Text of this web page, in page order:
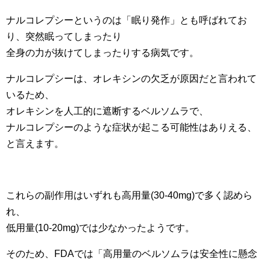
ナルコレプシーというのは「眠り発作」とも呼ばれてお
り、突然眠ってしまったり
全身の力が抜けてしまったりする病気です。
ナルコレプシーは、オレキシンの欠乏が原因だと言われて
いるため、
オレキシンを人工的に遮断するベルソムラで、
ナルコレプシーのような症状が起こる可能性はありえる、
と言えます。
これらの副作用はいずれも高用量(30-40mg)で多く認めら
れ、
低用量(10-20mg)では少なかったようです。
そのため、FDAでは「高用量のベルソムラは安全性に懸念